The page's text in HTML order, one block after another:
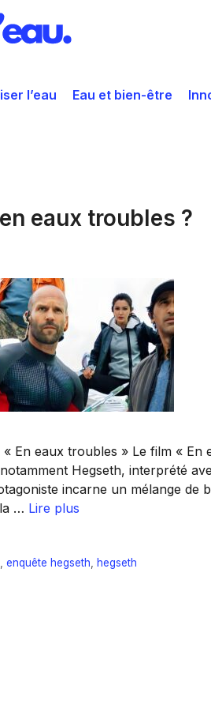
l’eau Eau et bien-être
eaux troubles ?
En eaux troubles » Le film « En
Hegseth, interprété
incarne un mélange de
… Lire plus
enquête hegseth hegseth